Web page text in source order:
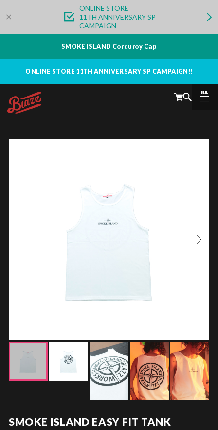
ONLINE STORE
11TH ANNIVERSARY SP
CAMPAIGN
SMOKE ISLAND Corduroy Cap
ONLINE STORE 11TH ANNIVERSARY SP CAMPAIGN!!
MENU
CLOSE
SMOKE ISLAND EASY FIT TANK